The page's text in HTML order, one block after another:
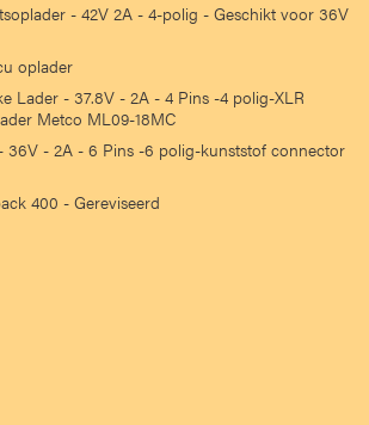
- 42V 2A - 4-polig - Geschikt voor 36V
oplader
Lader - 37.8V - 2A - 4 Pins -4 polig-XLR
Metco ML09-18MC
36V - 2A - 6 Pins -6 polig-kunststof connector
400 - Gereviseerd